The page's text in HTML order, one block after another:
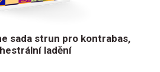
sada strun pro kontrabas,
ladění